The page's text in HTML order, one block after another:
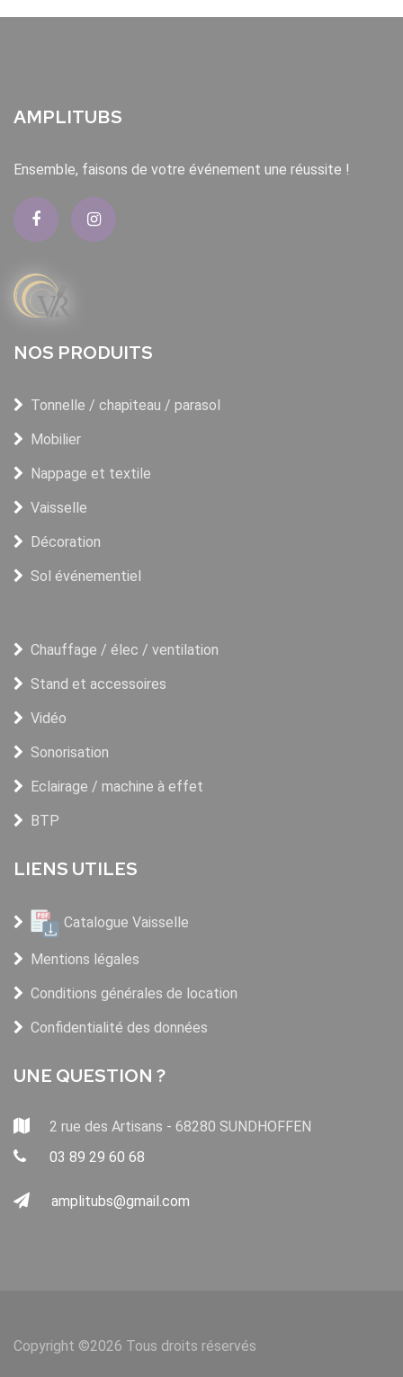
AMPLITUBS
Ensemble, faisons de votre événement une réussite !
NOS PRODUITS
Tonnelle / chapiteau / parasol
Mobilier
Nappage et textile
Vaisselle
Décoration
Sol événementiel
Chauffage / élec / ventilation
Stand et accessoires
Vidéo
Sonorisation
Eclairage / machine à effet
BTP
LIENS UTILES
Catalogue Vaisselle
Mentions légales
Conditions générales de location
Confidentialité des données
UNE QUESTION ?
2 rue des Artisans - 68280 SUNDHOFFEN
03 89 29 60 68
amplitubs@gmail.com
Copyright ©2026 Tous droits réservés